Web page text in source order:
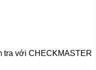
tra với CHECKMASTER